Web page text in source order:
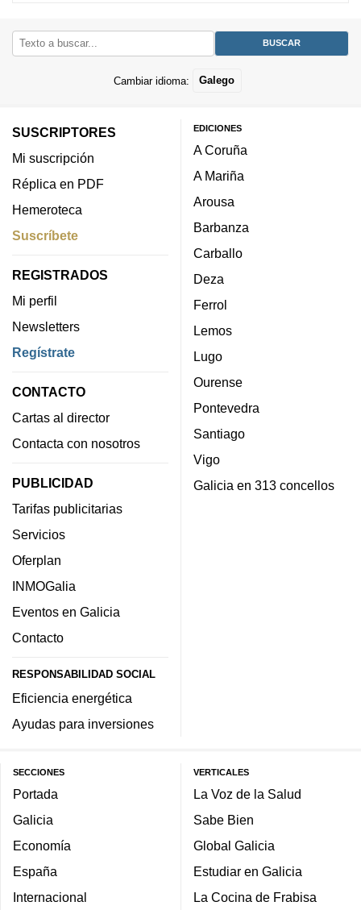
Cambiar idioma: Galego
SUSCRIPTORES
Mi suscripción
Réplica en PDF
Hemeroteca
Suscríbete
REGISTRADOS
Mi perfil
Newsletters
Regístrate
CONTACTO
Cartas al director
Contacta con nosotros
PUBLICIDAD
Tarifas publicitarias
Servicios
Oferplan
INMOGalia
Eventos en Galicia
Contacto
RESPONSABILIDAD SOCIAL
Eficiencia energética
Ayudas para inversiones
EDICIONES
A Coruña
A Mariña
Arousa
Barbanza
Carballo
Deza
Ferrol
Lemos
Lugo
Ourense
Pontevedra
Santiago
Vigo
Galicia en 313 concellos
SECCIONES
Portada
Galicia
Economía
España
Internacional
VERTICALES
La Voz de la Salud
Sabe Bien
Global Galicia
Estudiar en Galicia
La Cocina de Frabisa